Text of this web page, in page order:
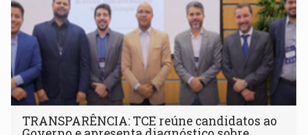
TRANSPARÊNCIA: TCE reúne candidatos ao